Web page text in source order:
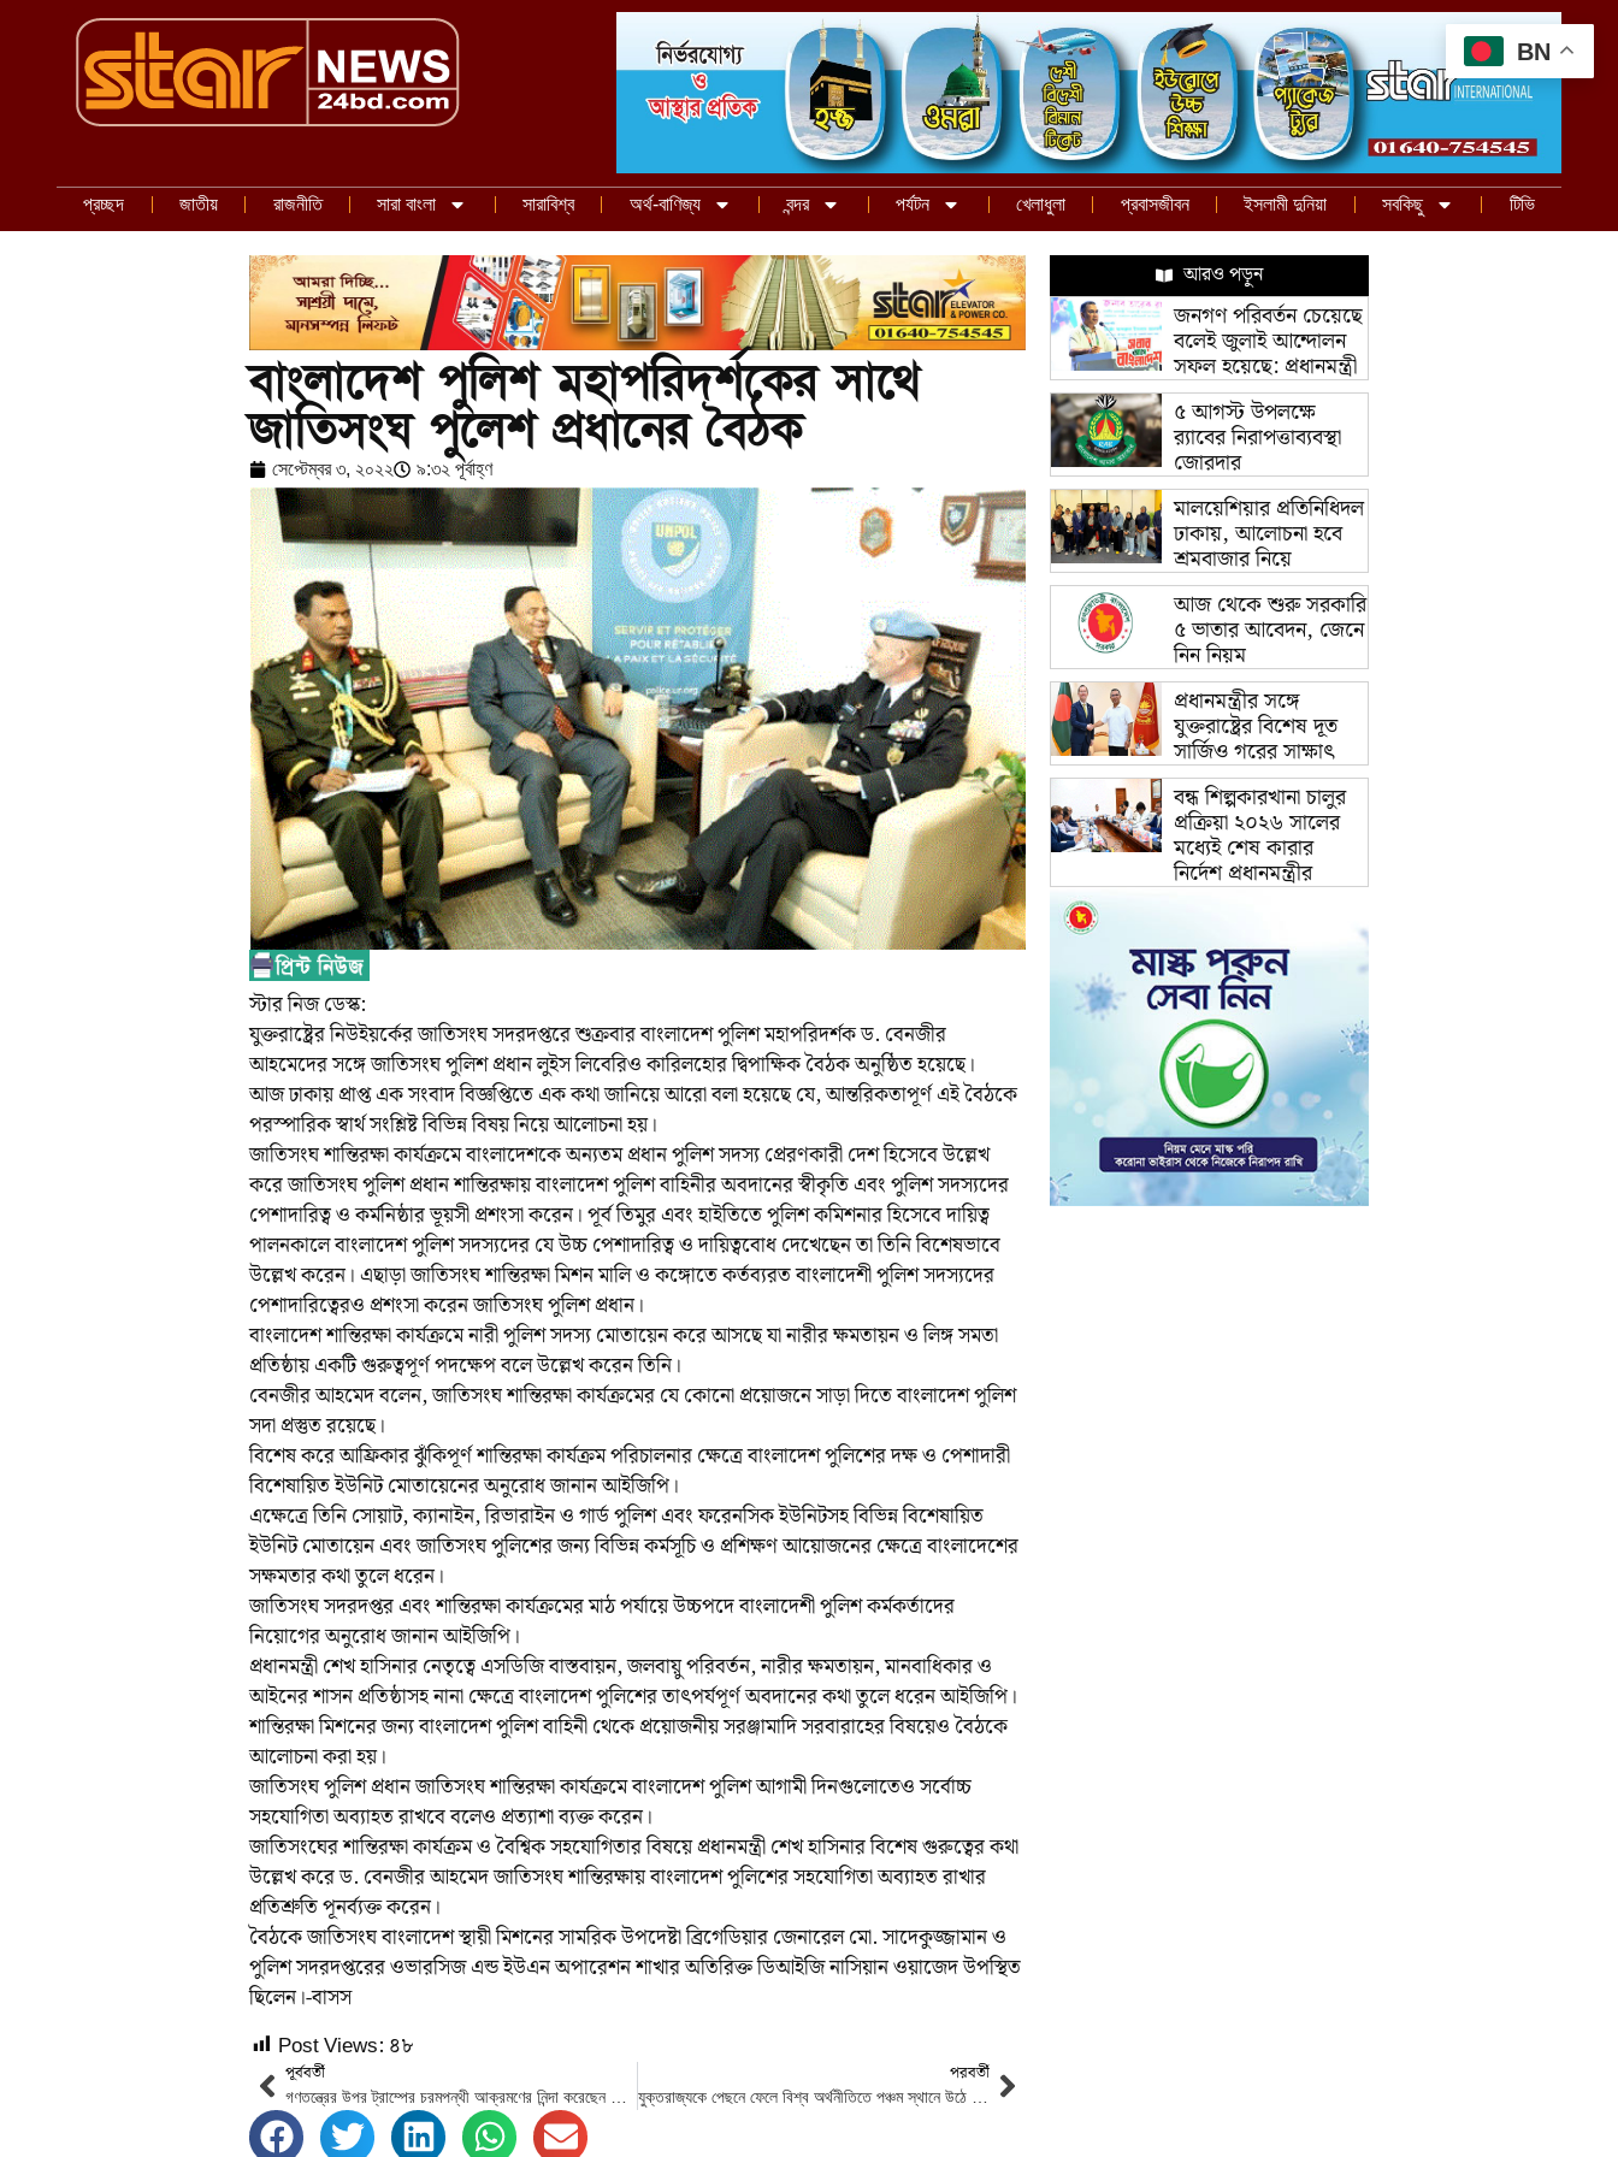
প্রচ্ছদ জাতীয় রাজনীতি সারা বাংলা সারাবিশ্ব অর্থ-বাণিজ্য বন্দর পর্যটন খেলাধুলা প্রবাসজীবন ইসলামী দুনিয়া সবকিছু টিভি
বাংলাদেশ পুলিশ মহাপরিদর্শকের সাথে
জাতিসংঘ পুলেশ প্রধানের বৈঠক
সেপ্টেম্বর ৩, ২০২২ ৯:৩২ পূর্বাহ্ণ
স্টার নিজ ডেস্ক:
যুক্তরাষ্ট্রের নিউইয়র্কের জাতিসংঘ সদরদপ্তরে শুক্রবার বাংলাদেশ পুলিশ মহাপরিদর্শক ড. বেনজীর
আহমেদের সঙ্গে জাতিসংঘ পুলিশ প্রধান লুইস লিবেরিও কারিলহোর দ্বিপাক্ষিক বৈঠক অনুষ্ঠিত হয়েছে।
আজ ঢাকায় প্রাপ্ত এক সংবাদ বিজ্ঞপ্তিতে এক কথা জানিয়ে আরো বলা হয়েছে যে, আন্তরিকতাপূর্ণ এই বৈঠকে
পরস্পারিক স্বার্থ সংশ্লিষ্ট বিভিন্ন বিষয় নিয়ে আলোচনা হয়।
জাতিসংঘ শান্তিরক্ষা কার্যক্রমে বাংলাদেশকে অন্যতম প্রধান পুলিশ সদস্য প্রেরণকারী দেশ হিসেবে উল্লেখ
করে জাতিসংঘ পুলিশ প্রধান শান্তিরক্ষায় বাংলাদেশ পুলিশ বাহিনীর অবদানের স্বীকৃতি এবং পুলিশ সদস্যদের
পেশাদারিত্ব ও কর্মনিষ্ঠার ভূয়সী প্রশংসা করেন। পূর্ব তিমুর এবং হাইতিতে পুলিশ কমিশনার হিসেবে দায়িত্ব
পালনকালে বাংলাদেশ পুলিশ সদস্যদের যে উচ্চ পেশাদারিত্ব ও দায়িত্ববোধ দেখেছেন তা তিনি বিশেষভাবে
উল্লেখ করেন। এছাড়া জাতিসংঘ শান্তিরক্ষা মিশন মালি ও কঙ্গোতে কর্তব্যরত বাংলাদেশী পুলিশ সদস্যদের
পেশাদারিত্বেরও প্রশংসা করেন জাতিসংঘ পুলিশ প্রধান।
বাংলাদেশ শান্তিরক্ষা কার্যক্রমে নারী পুলিশ সদস্য মোতায়েন করে আসছে যা নারীর ক্ষমতায়ন ও লিঙ্গ সমতা
প্রতিষ্ঠায় একটি গুরুত্বপূর্ণ পদক্ষেপ বলে উল্লেখ করেন তিনি।
বেনজীর আহমেদ বলেন, জাতিসংঘ শান্তিরক্ষা কার্যক্রমের যে কোনো প্রয়োজনে সাড়া দিতে বাংলাদেশ পুলিশ
সদা প্রস্তুত রয়েছে।
বিশেষ করে আফ্রিকার ঝুঁকিপূর্ণ শান্তিরক্ষা কার্যক্রম পরিচালনার ক্ষেত্রে বাংলাদেশ পুলিশের দক্ষ ও পেশাদারী
বিশেষায়িত ইউনিট মোতায়েনের অনুরোধ জানান আইজিপি।
এক্ষেত্রে তিনি সোয়াট, ক্যানাইন, রিভারাইন ও গার্ড পুলিশ এবং ফরেনসিক ইউনিটসহ বিভিন্ন বিশেষায়িত
ইউনিট মোতায়েন এবং জাতিসংঘ পুলিশের জন্য বিভিন্ন কর্মসূচি ও প্রশিক্ষণ আয়োজনের ক্ষেত্রে বাংলাদেশের
সক্ষমতার কথা তুলে ধরেন।
জাতিসংঘ সদরদপ্তর এবং শান্তিরক্ষা কার্যক্রমের মাঠ পর্যায়ে উচ্চপদে বাংলাদেশী পুলিশ কর্মকর্তাদের
নিয়োগের অনুরোধ জানান আইজিপি।
প্রধানমন্ত্রী শেখ হাসিনার নেতৃত্বে এসডিজি বাস্তবায়ন, জলবায়ু পরিবর্তন, নারীর ক্ষমতায়ন, মানবাধিকার ও
আইনের শাসন প্রতিষ্ঠাসহ নানা ক্ষেত্রে বাংলাদেশ পুলিশের তাৎপর্যপূর্ণ অবদানের কথা তুলে ধরেন আইজিপি।
শান্তিরক্ষা মিশনের জন্য বাংলাদেশ পুলিশ বাহিনী থেকে প্রয়োজনীয় সরঞ্জামাদি সরবারাহের বিষয়েও বৈঠকে
আলোচনা করা হয়।
জাতিসংঘ পুলিশ প্রধান জাতিসংঘ শান্তিরক্ষা কার্যক্রমে বাংলাদেশ পুলিশ আগামী দিনগুলোতেও সর্বোচ্চ
সহযোগিতা অব্যাহত রাখবে বলেও প্রত্যাশা ব্যক্ত করেন।
জাতিসংঘের শান্তিরক্ষা কার্যক্রম ও বৈশ্বিক সহযোগিতার বিষয়ে প্রধানমন্ত্রী শেখ হাসিনার বিশেষ গুরুত্বের কথা
উল্লেখ করে ড. বেনজীর আহমেদ জাতিসংঘ শান্তিরক্ষায় বাংলাদেশ পুলিশের সহযোগিতা অব্যাহত রাখার
প্রতিশ্রুতি পূনর্ব্যক্ত করেন।
বৈঠকে জাতিসংঘ বাংলাদেশ স্থায়ী মিশনের সামরিক উপদেষ্টা ব্রিগেডিয়ার জেনারেল মো. সাদেকুজ্জামান ও
পুলিশ সদরদপ্তরের ওভারসিজ এন্ড ইউএন অপারেশন শাখার অতিরিক্ত ডিআইজি নাসিয়ান ওয়াজেদ উপস্থিত
ছিলেন।-বাসস
Post Views: ৪৮
পূর্ববর্তী পরবর্তী
আরও পড়ুন
জনগণ পরিবর্তন চেয়েছে
বলেই জুলাই আন্দোলন
সফল হয়েছে: প্রধানমন্ত্রী
৫ আগস্ট উপলক্ষে
র‌্যাবের নিরাপত্তাব্যবস্থা
জোরদার
মালয়েশিয়ার প্রতিনিধিদল
ঢাকায়, আলোচনা হবে
শ্রমবাজার নিয়ে
আজ থেকে শুরু সরকারি
৫ ভাতার আবেদন, জেনে
নিন নিয়ম
প্রধানমন্ত্রীর সঙ্গে
যুক্তরাষ্ট্রের বিশেষ দূত
সার্জিও গরের সাক্ষাৎ
বন্ধ শিল্পকারখানা চালুর
প্রক্রিয়া ২০২৬ সালের
মধ্যেই শেষ কারার
নির্দেশ প্রধানমন্ত্রীর
BN